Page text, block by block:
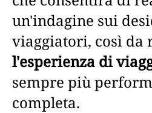
un'indagine sui
viaggiatori, così da
l'esperienza di
sempre più
completa.